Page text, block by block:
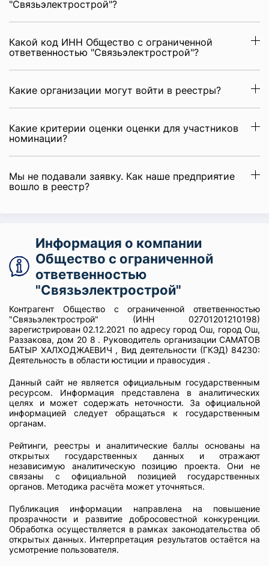
"Связьэлектрострой"?
Какой код ИНН Общество с ограниченной
ответвенностью "Связьэлектрострой"?
Какие организации могут войти в реестры?
Какие критерии оценки оценки для участников
номинации?
Мы не подавали заявку. Как наше предприятие
вошло в реестр?
Информация о компании
Общество с ограниченной
ответвенностью
"Связьэлектрострой"
Контрагент Общество с ограниченной ответвенностью
"Связьэлектрострой" (ИНН 02701201210198)
зарегистрирован 02.12.2021 по адресу город Ош, город Ош,
Раззакова, дом 20 8 . Руководитель организации САМАТОВ
БАТЫР ХАЛХОДЖАЕВИЧ , Вид деятельности (ГКЭД) 84230:
Деятельность в области юстиции и правосудия .
Данный сайт не является официальным государственным
ресурсом. Информация представлена в аналитических
целях и может содержать неточности. За официальной
информацией следует обращаться к государственным
органам.
Рейтинги, реестры и аналитические баллы основаны на
открытых государственных данных и отражают
независимую аналитическую позицию проекта. Они не
связаны с официальной позицией государственных
органов. Методика расчёта может уточняться.
Публикация информации направлена на повышение
прозрачности и развитие добросовестной конкуренции.
Обработка осуществляется в рамках законодательства об
открытых данных. Интерпретация результатов остаётся на
усмотрение пользователя.